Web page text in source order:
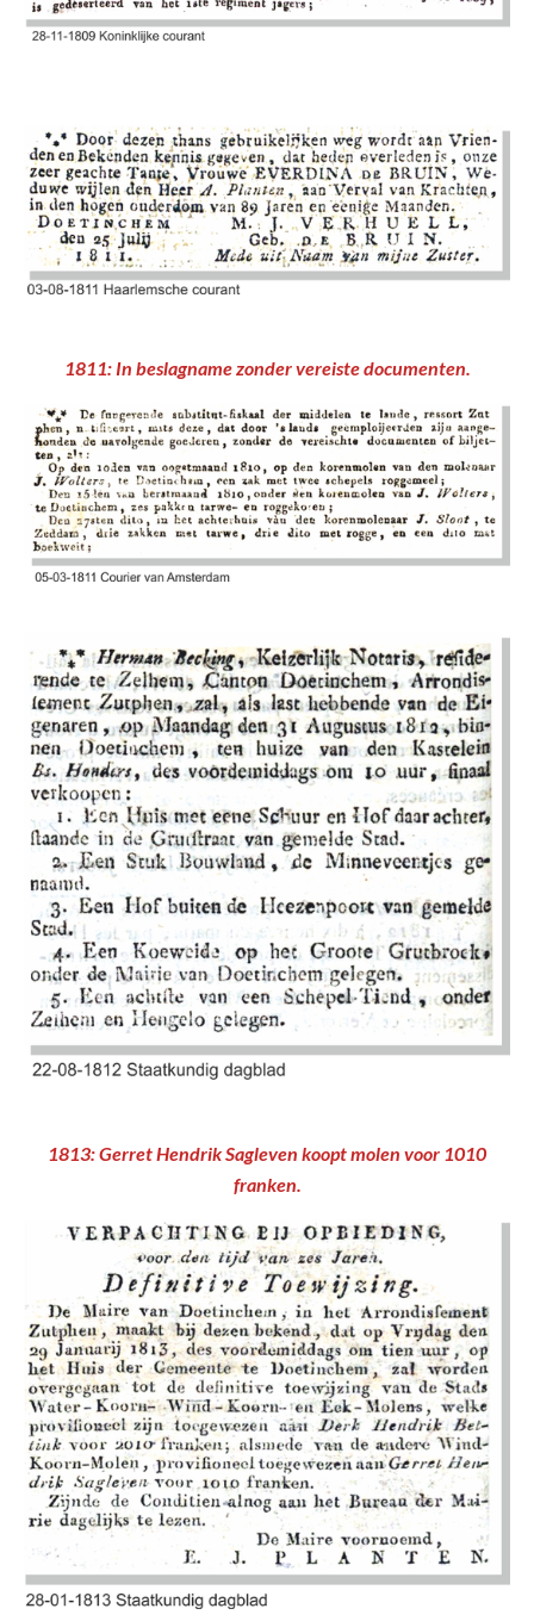
1811: In beslagname zonder vereiste documenten.
1813: Gerret Hendrik Sagleven koopt molen voor 1010
franken.